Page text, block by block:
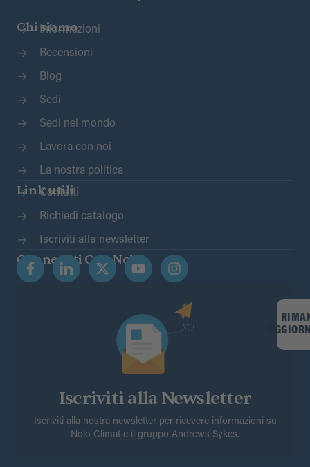
Chi siamo
Informazioni
Recensioni
Blog
Sedi
Sedi nel mondo
Lavora con noi
La nostra politica
Link utili
Contatti
Richiedi catalogo
Iscriviti alla newsletter
Connettiti Con Noi
Iscriviti alla Newsletter
Iscriviti alla nostra newsletter per ricevere informazioni su
Nolo Climat e il gruppo Andrews Sykes.